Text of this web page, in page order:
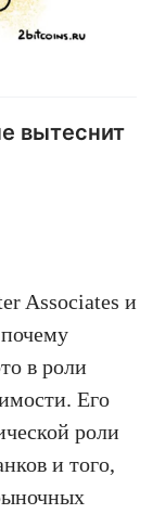
вытеснит
Associates и
в роли
Его
роли
и того,